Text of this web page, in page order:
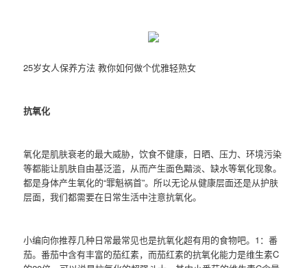
25岁女人保养方法 教你如何做个优雅轻熟女
抗氧化
氧化是肌肤衰老的最大威胁，饮食不健康，日晒、压力、环境污染
等都能让肌肤自由基泛滥，从而产生面色黯淡、缺水等氧化现象。
都是身体产生氧化的“罪魁祸首”。所以无论从健康层面还是从护肤
层面，我们都需要在日常生活中注意抗氧化。
小编向你推荐几种日常最常见也是抗氧化超有用的食物吧。1：番
茄。番茄中含有丰富的茄红素，而茄红素的抗氧化能力是维生素C